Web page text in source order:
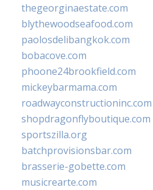
thegeorginaestate.com
blythewoodseafood.com
paolosdelibangkok.com
bobacove.com
phoone24brookfield.com
mickeybarmama.com
roadwayconstructioninc.com
shopdragonflyboutique.com
sportszilla.org
batchprovisionsbar.com
brasserie-gobette.com
musicrearte.com